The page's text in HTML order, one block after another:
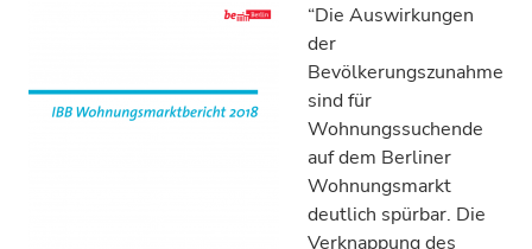
“Die Auswirkungen
der
Bevölkerungszunahme
sind für
Wohnungssuchende
auf dem Berliner
Wohnungsmarkt
deutlich spürbar. Die
Verknappung des